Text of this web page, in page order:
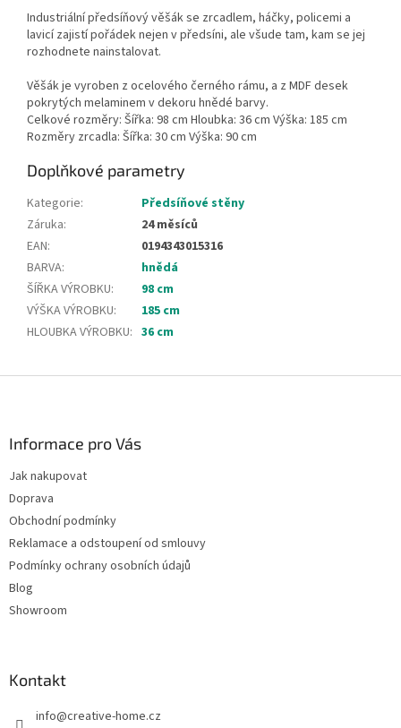
Industriální předsíňový věšák se zrcadlem, háčky, policemi a
lavicí zajistí pořádek nejen v předsíni, ale všude tam, kam se jej
rozhodnete nainstalovat.
Věšák je vyroben z ocelového černého rámu, a z MDF desek
pokrytých melaminem v dekoru hnědé barvy.
Celkové rozměry: Šířka: 98 cm Hloubka: 36 cm Výška: 185 cm
Rozměry zrcadla: Šířka: 30 cm Výška: 90 cm
Doplňkové parametry
Kategorie:
Předsíňové stěny
Záruka:
24 měsíců
EAN:
0194343015316
BARVA:
hnědá
ŠÍŘKA VÝROBKU:
98 cm
VÝŠKA VÝROBKU:
185 cm
HLOUBKA VÝROBKU: 36 cm
Informace pro Vás
Jak nakupovat
Doprava
Obchodní podmínky
Reklamace a odstoupení od smlouvy
Podmínky ochrany osobních údajů
Blog
Showroom
Kontakt
info@creative-home.cz